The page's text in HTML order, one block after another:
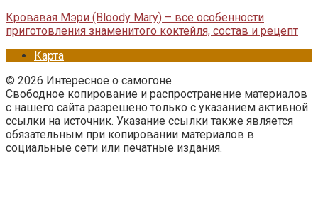
Кровавая Мэри (Bloody Mary) – все особенности
приготовления знаменитого коктейля, состав и рецепт
Карта
© 2026 Интересное о самогоне
Свободное копирование и распространение материалов
с нашего сайта разрешено только с указанием активной
ссылки на источник. Указание ссылки также является
обязательным при копировании материалов в
социальные сети или печатные издания.